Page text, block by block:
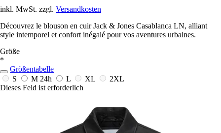
inkl. MwSt. zzgl. Versandkosten
Découvrez le blouson en cuir Jack & Jones Casablanca LN, alliant
style intemporel et confort inégalé pour vos aventures urbaines.
Größe
*
Größentabelle
S
M 24h L XL
2XL
Dieses Feld ist erforderlich